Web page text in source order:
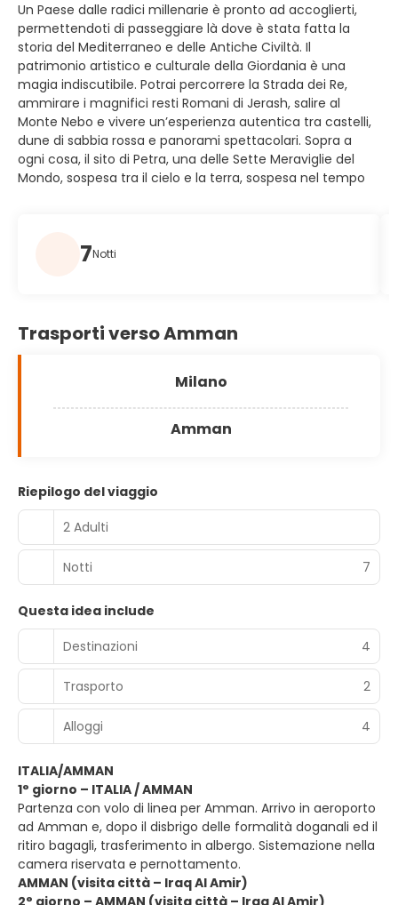
Un Paese dalle radici millenarie è pronto ad accoglierti,
permettendoti di passeggiare là dove è stata fatta la
storia del Mediterraneo e delle Antiche Civiltà. Il
patrimonio artistico e culturale della Giordania è una
magia indiscutibile. Potrai percorrere la Strada dei Re,
ammirare i magnifici resti Romani di Jerash, salire al
Monte Nebo e vivere un’esperienza autentica tra castelli,
dune di sabbia rossa e panorami spettacolari. Sopra a
ogni cosa, il sito di Petra, una delle Sette Meraviglie del
Mondo, sospesa tra il cielo e la terra, sospesa nel tempo
7Notti
Trasporti verso Amman
Milano
Amman
Riepilogo del viaggio
2 Adulti
Notti 7
Questa idea include
Destinazioni
4
Trasporto 2
Alloggi 4
ITALIA/AMMAN
1° giorno – ITALIA / AMMAN
Partenza con volo di linea per Amman. Arrivo in aeroporto
ad Amman e, dopo il disbrigo delle formalità doganali ed il
ritiro bagagli, trasferimento in albergo. Sistemazione nella
camera riservata e pernottamento.
AMMAN (visita città – Iraq Al Amir)
2° giorno – AMMAN (visita città – Iraq Al Amir)